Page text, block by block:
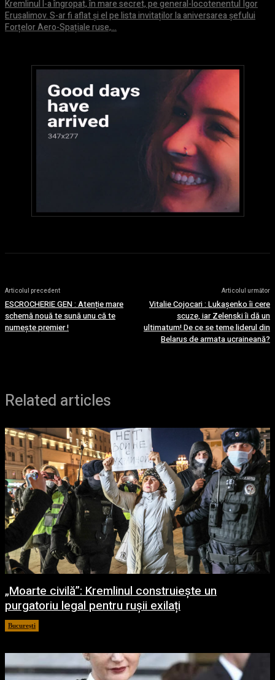
Kremlinul l-a îngropat, în mare secret, pe general-locotenentul Igor
Erusalimov. S-ar fi aflat și el pe lista invitaților la aniversarea șefului
Forțelor Aero-Spațiale ruse,...
Articolul precedent
ESCROCHERIE GEN : Atenție mare
schemă nouă te sună unu că te
numește premier !
Articolul următor
Vitalie Cojocari : Lukașenko îi cere
scuze, iar Zelenski îi dă un
ultimatum! De ce se teme liderul din
Belarus de armata ucraineană?
Related articles
„Moarte civilă”: Kremlinul construiește un
purgatoriu legal pentru rușii exilați
București